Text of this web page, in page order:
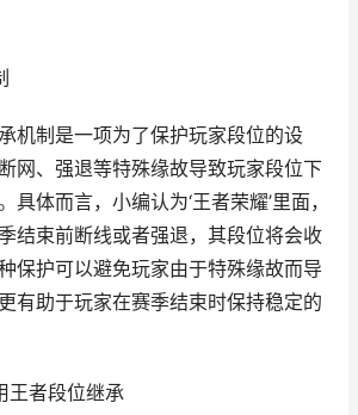
机制是一项为了保护玩家段位的设
网、强退等特殊缘故导致玩家段位下
具体而言，小编认为‘王者荣耀’里面，
结束前断线或者强退，其段位将会收
保护可以避免玩家由于特殊缘故而导
有助于玩家在赛季结束时保持稳定的
王者段位继承